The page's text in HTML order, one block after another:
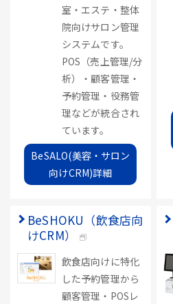
室・エステ・整体
院向けサロン管理
システムです。
POS（売上管理/分
析）・顧客管理・
予約管理・役務管
理などが統合され
ています。
BeSALO(美容・サロン
向けCRM)詳細
BeSHOKU（飲食店向
けCRM）
飲食店向けに特化
した予約管理から
顧客管理・POSレ